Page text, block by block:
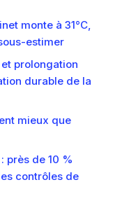
monte à 31°C,
estimer
prolongation
durable de la
mieux que
près de 10 %
contrôles de